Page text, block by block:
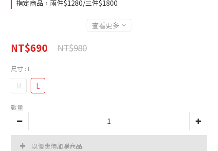
指定商品，兩件$1280/三件$1800
查看更多
NT$690 NT$980
尺寸 : L
M L
數量
以優惠價加購商品